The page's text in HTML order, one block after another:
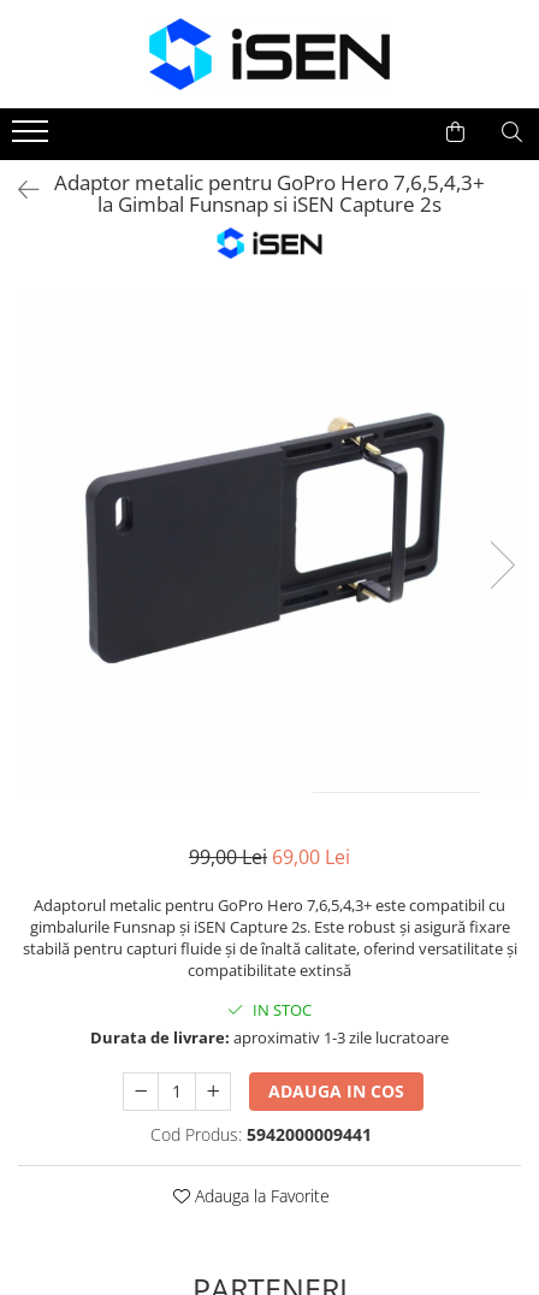
Trotinete electrice
Piese si accesorii
Adaptor metalic pentru GoPro Hero 7,6,5,4,3+
la Gimbal Funsnap si iSEN Capture 2s
99,00 Lei 69,00 Lei
Adaptorul metalic pentru GoPro Hero 7,6,5,4,3+ este compatibil cu
gimbalurile Funsnap și iSEN Capture 2s. Este robust și asigură fixare
stabilă pentru capturi fluide și de înaltă calitate, oferind versatilitate și
compatibilitate extinsă
IN STOC
Durata de livrare: aproximativ 1-3 zile lucratoare
ADAUGA IN COS
Cod Produs: 5942000009441
Adauga la Favorite